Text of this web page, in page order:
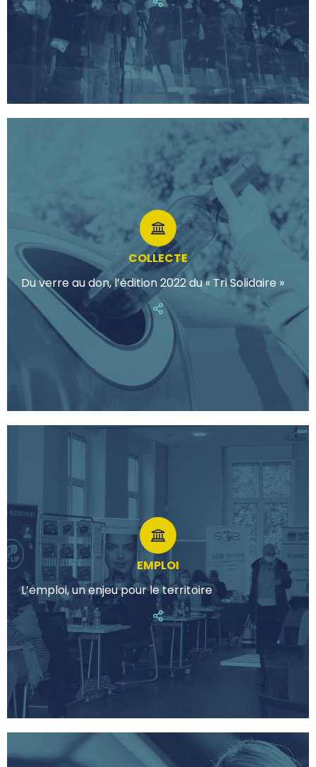
COLLECTE
Du verre au don, l’édition 2022 du « Tri Solidaire »
EMPLOI
L’emploi, un enjeu pour le territoire